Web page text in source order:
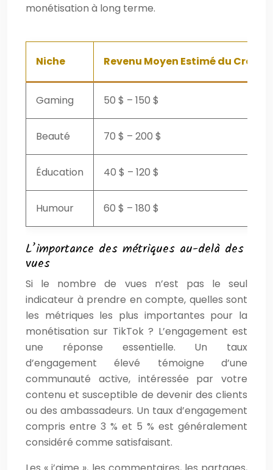
monétisation à long terme.
Niche Revenu Moyen Estimé du
Gaming 50 $ – 150 $
Beauté 70 $ – 200 $
Éducation 40 $ – 120 $
Humour 60 $ – 180 $
L’importance des métriques au-delà des
vues
Si le nombre de vues n’est pas le seul
indicateur à prendre en compte, quelles sont
les métriques les plus importantes pour la
monétisation sur TikTok ? L’engagement est
une réponse essentielle. Un taux
d’engagement élevé témoigne d’une
communauté active, intéressée par votre
contenu et susceptible de devenir des clients
ou des ambassadeurs. Un taux d’engagement
compris entre 3 % et 5 % est généralement
considéré comme satisfaisant.